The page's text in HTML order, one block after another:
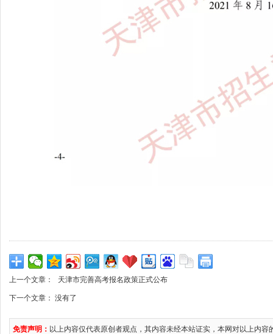
上一个文章： 天津市完善高考报名政策正式公布
下一个文章： 没有了
免责声明： 以上内容仅代表原创者观点，其内容未经本站证实，本网对以上内